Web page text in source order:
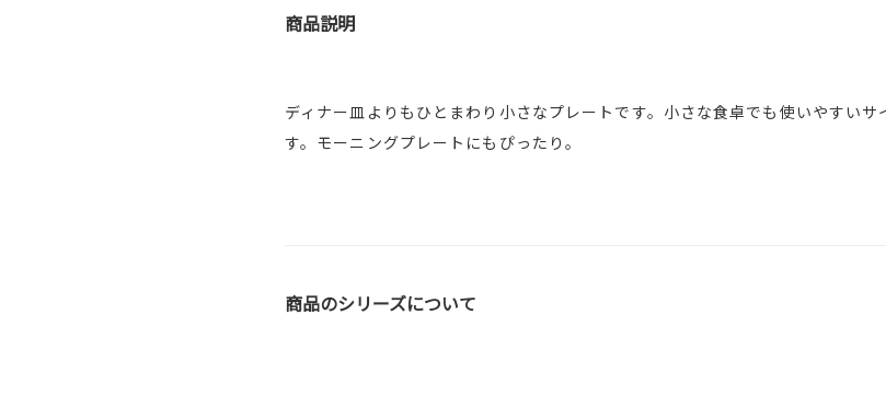
商品説明
ディナー皿よりもひとまわり小さなプレートです。小さな食卓でも使いやすい
す。モーニングプレートにもぴったり。
商品のシリーズについて